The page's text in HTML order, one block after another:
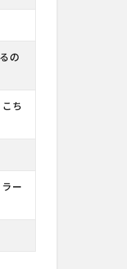
の
ち
ー